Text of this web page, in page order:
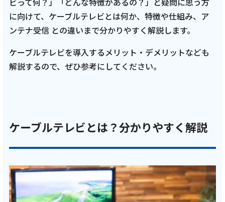
お知らせ
サイトマップ
ウェブサイトのご利用について
安全・安心ガイド
放送番組審議会議事録
情報セキュリティ基本方針
ご利用約款・重要事項説明書
に向けて、ケーブルテレビとは何か、特徴や仕組み、ア
ンテナ受信 との違いまで分かりやすく解説します。
ケーブルテレビを導入するメリット・デメリットなども
解説するので、ぜひ参考にしてください。
ケーブルテレビとは？分かりやすく解説